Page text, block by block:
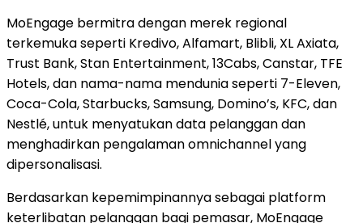
MoEngage bermitra dengan merek regional
terkemuka seperti Kredivo, Alfamart, Blibli, XL Axiata,
Trust Bank, Stan Entertainment, 13Cabs, Canstar, TFE
Hotels, dan nama-nama mendunia seperti 7-Eleven,
Coca-Cola, Starbucks, Samsung, Domino’s, KFC, dan
Nestlé, untuk menyatukan data pelanggan dan
menghadirkan pengalaman omnichannel yang
dipersonalisasi.
Berdasarkan kepemimpinannya sebagai platform
keterlibatan pelanggan bagi pemasar, MoEngage